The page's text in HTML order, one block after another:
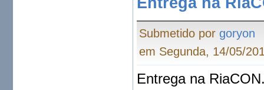
Submetido porgoryon
em Segunda, 14/05/
Entrega na